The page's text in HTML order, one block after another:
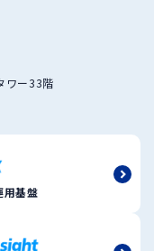
ワー33階
用基盤